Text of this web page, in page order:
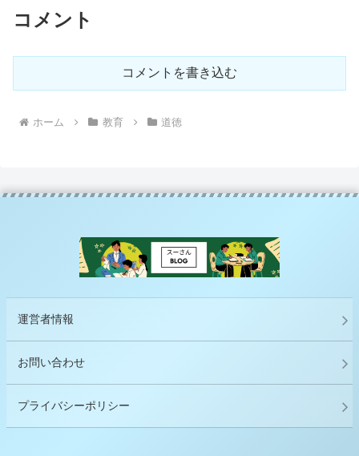
コメント
コメントを書き込む
ホーム 教育 道徳
運営者情報
お問い合わせ
プライバシーポリシー